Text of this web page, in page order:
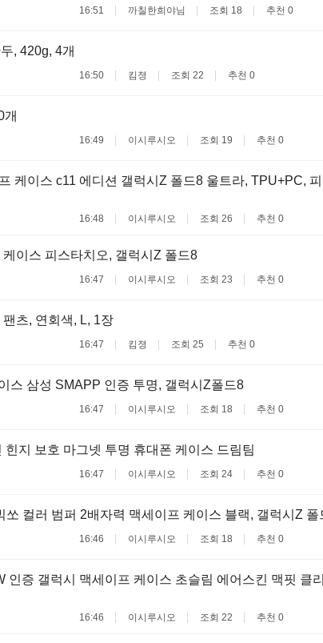
16:51 까칠한희야님 조회 18 추천 0
, 420g, 4개
16:50 킴졍 조회 22 추천 0
개
16:49 이시루시오 조회 19 추천 0
케이스 c11 에디션 갤럭시Z 폴드8 울트라, TPU+PC, 피
16:48 이시루시오 조회 26 추천 0
이스 피스타치오, 갤럭시Z 폴드8
16:47 이시루시오 조회 23 추천 0
츠, 연회색, L, 1장
16:47 킴졍 조회 25 추천 0
스 삼성 SMAPP 인증 투명, 갤럭시Z폴드8
16:47 이시루시오 조회 18 추천 0
지 보호 마그넷 투명 휴대폰 케이스 드림팀
16:47 이시루시오 조회 24 추천 0
쏘 컬러 범퍼 2배자력 맥세이프 케이스 블랙, 갤럭시Z 폴
16:46 이시루시오 조회 18 추천 0
인증 갤럭시 맥세이프 케이스 초슬림 에어스킨 맥핏 클
16:46 이시루시오 조회 22 추천 0